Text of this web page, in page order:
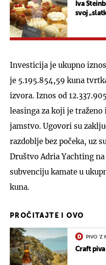
Iva
svoj
Investicija je ukupno
je 5.195.854,59 kuna
izvora. Iznos od
leasinga za koji je
jamstvo. Ugovori su
razdoblje bez počeka, uz
Društvo Adria Yachting
subvenciju kamate u
kuna.
PROČITAJTE I OVO
PIVO ‘Z
Craft